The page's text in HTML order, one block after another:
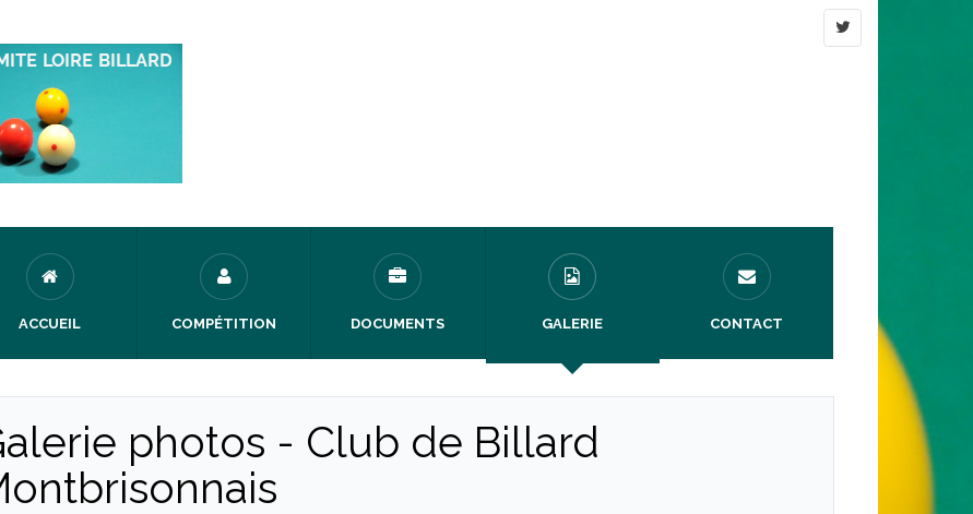
ACCUEIL COMPÉTITION DOCUMENTS GALERIE CONTACT
photos - Club de Billard